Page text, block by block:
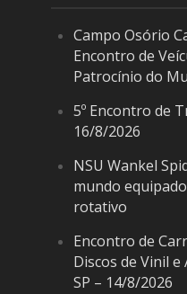
Campo Osório
Encontro de
Patrocínio do
5º Encontro de
16/8/2026
NSU Wankel
mundo
rotativo
Encontro de
Discos de Vinil
SP – 14/8/2026